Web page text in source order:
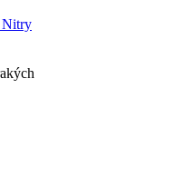
Nitry